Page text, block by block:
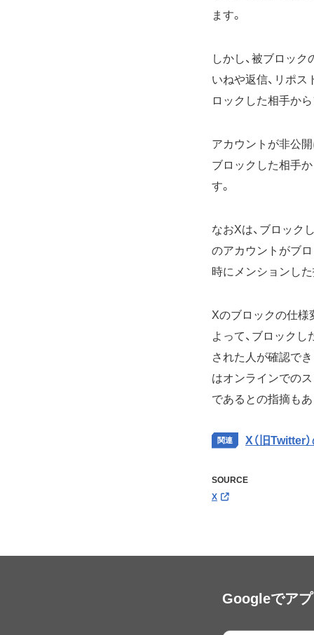
ます。
しかし、被ブロッ
いねや返信、リポス
ロックした相手か
アカウントが非公
ブロックした相手
す。
なおXは、ブロック
のアカウントがブ
時にメンションし
Xのブロックの仕様
よって、ブロック
された人が確認で
はオンラインでの
であるとの指摘もあ
X（旧Twitter
SOURCE
X
Googleでアプ